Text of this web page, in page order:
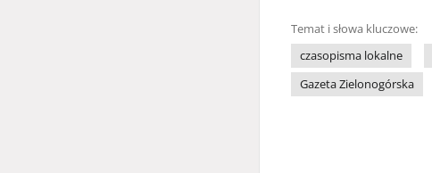
Temat i słowa kluczowe:
czasopisma lokalne
Gazeta Zielonogórska